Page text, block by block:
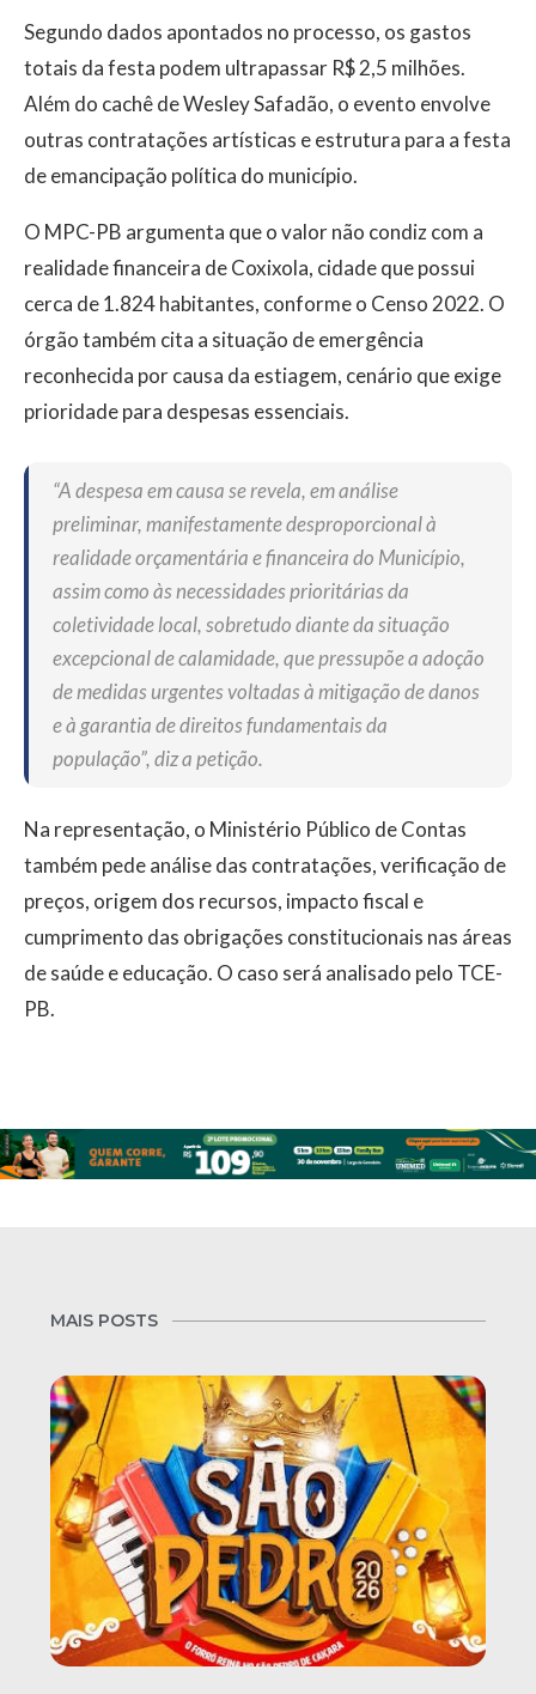
Segundo dados apontados no processo, os gastos
totais da festa podem ultrapassar R$ 2,5 milhões.
Além do cachê de Wesley Safadão, o evento envolve
outras contratações artísticas e estrutura para a festa
de emancipação política do município.
O MPC-PB argumenta que o valor não condiz com a
realidade financeira de Coxixola, cidade que possui
cerca de 1.824 habitantes, conforme o Censo 2022. O
órgão também cita a situação de emergência
reconhecida por causa da estiagem, cenário que exige
prioridade para despesas essenciais.
“A despesa em causa se revela, em análise
preliminar, manifestamente desproporcional à
realidade orçamentária e financeira do Município,
assim como às necessidades prioritárias da
coletividade local, sobretudo diante da situação
excepcional de calamidade, que pressupõe a adoção
de medidas urgentes voltadas à mitigação de danos
e à garantia de direitos fundamentais da
população”, diz a petição.
Na representação, o Ministério Público de Contas
também pede análise das contratações, verificação de
preços, origem dos recursos, impacto fiscal e
cumprimento das obrigações constitucionais nas áreas
de saúde e educação. O caso será analisado pelo TCE-
PB.
MAIS POSTS